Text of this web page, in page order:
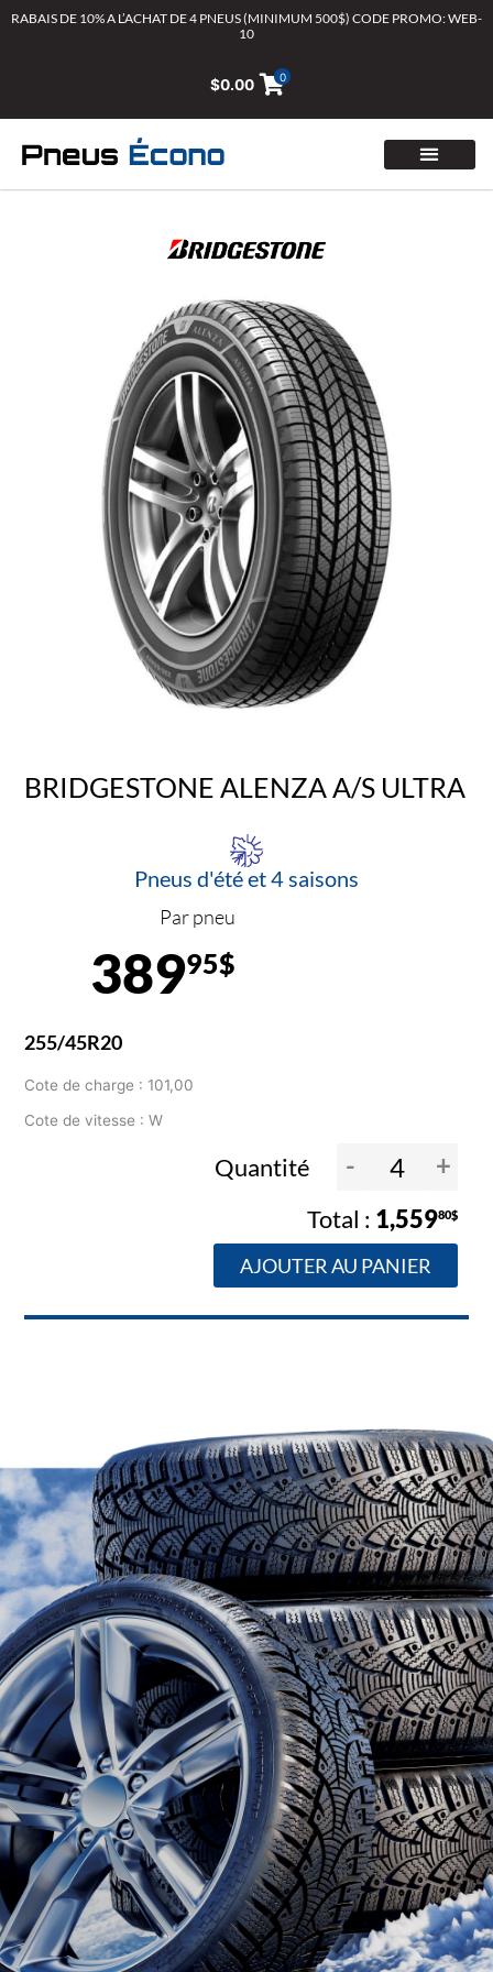
AllerRABAIS DE 10% A L’ACHAT DE 4 PNEUS (MINIMUM 500$) CODE PROMO: WEB-
10
$0.00 0
BRIDGESTONE ALENZA A/S ULTRA
Pneus d'été et 4 saisons
Par pneu
38995$
255/45R20
Cote de charge : 101,00
Cote de vitesse : W
Quantité - +
1,55980$
AJOUTER AU PANIER